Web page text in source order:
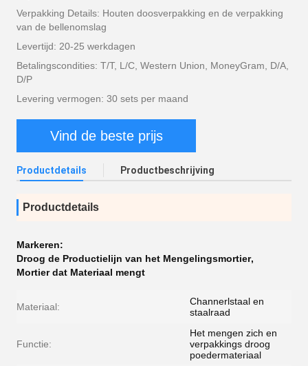
Verpakking Details: Houten doosverpakking en de verpakking
van de bellenomslag
Levertijd: 20-25 werkdagen
Betalingscondities: T/T, L/C, Western Union, MoneyGram, D/A,
D/P
Levering vermogen: 30 sets per maand
Vind de beste prijs
Productdetails Productbeschrijving
Productdetails
Markeren:
Droog de Productielijn van het Mengelingsmortier,
Mortier dat Materiaal mengt
Materiaal:
Channerlstaal en
staalraad
Functie:
Het mengen zich en
verpakkings droog
poedermateriaal